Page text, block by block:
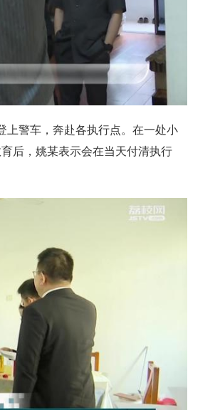
上警车，奔赴各执行点。在一处小
后，姚某表示会在当天付清执行